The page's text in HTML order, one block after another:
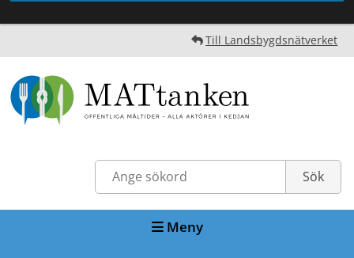
Till Landsbygdsnätverket
Meny